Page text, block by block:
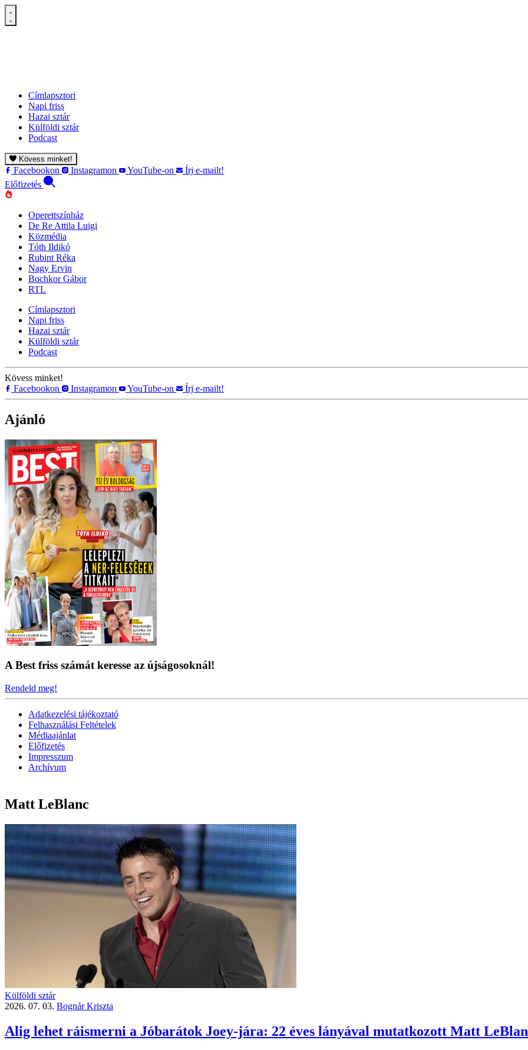
Címlapsztori
Napi friss
Hazai sztár
Külföldi sztár
Podcast
Kövess minket!
Facebookon Instagramon YouTube-on
Írj e-mailt!
Előfizetés
Operettszínház
De Re Attila Luigi
Közmédia
Tóth Ildikó
Rubint Réka
Nagy Ervin
Bochkor Gábor
RTL
Címlapsztori
Napi friss
Hazai sztár
Külföldi sztár
Podcast
Kövess minket!
Facebookon
Instagramon YouTube-on Írj e-mailt!
Ajánló
A Best friss számát keresse az újságosoknál!
Rendeld meg!
Adatkezelési tájékoztató
Felhasználási Feltételek
Médiaajánlat
Előfizetés
Impresszum
Archívum
Matt LeBlanc
Külföldi sztár
2026. 07. 03. Bognár Kriszta
Alig lehet ráismerni a Jóbarátok Joey-jára: 22 éves lányával mutatkozott Matt